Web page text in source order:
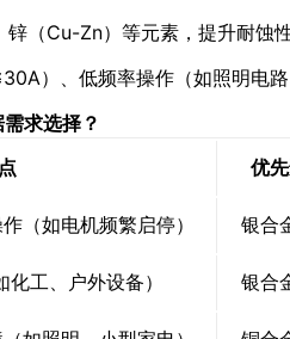
（Cu-Zn）等元素，提升耐蚀
）、低频率操作（如照明电
求选择？
优
（如电机频繁启停） 银合
工、户外设备） 银合